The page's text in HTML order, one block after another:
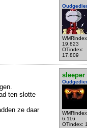
19.823
OTindex:
17.809
sleeper
6.116
OTindex:
ten slotte
ze daar